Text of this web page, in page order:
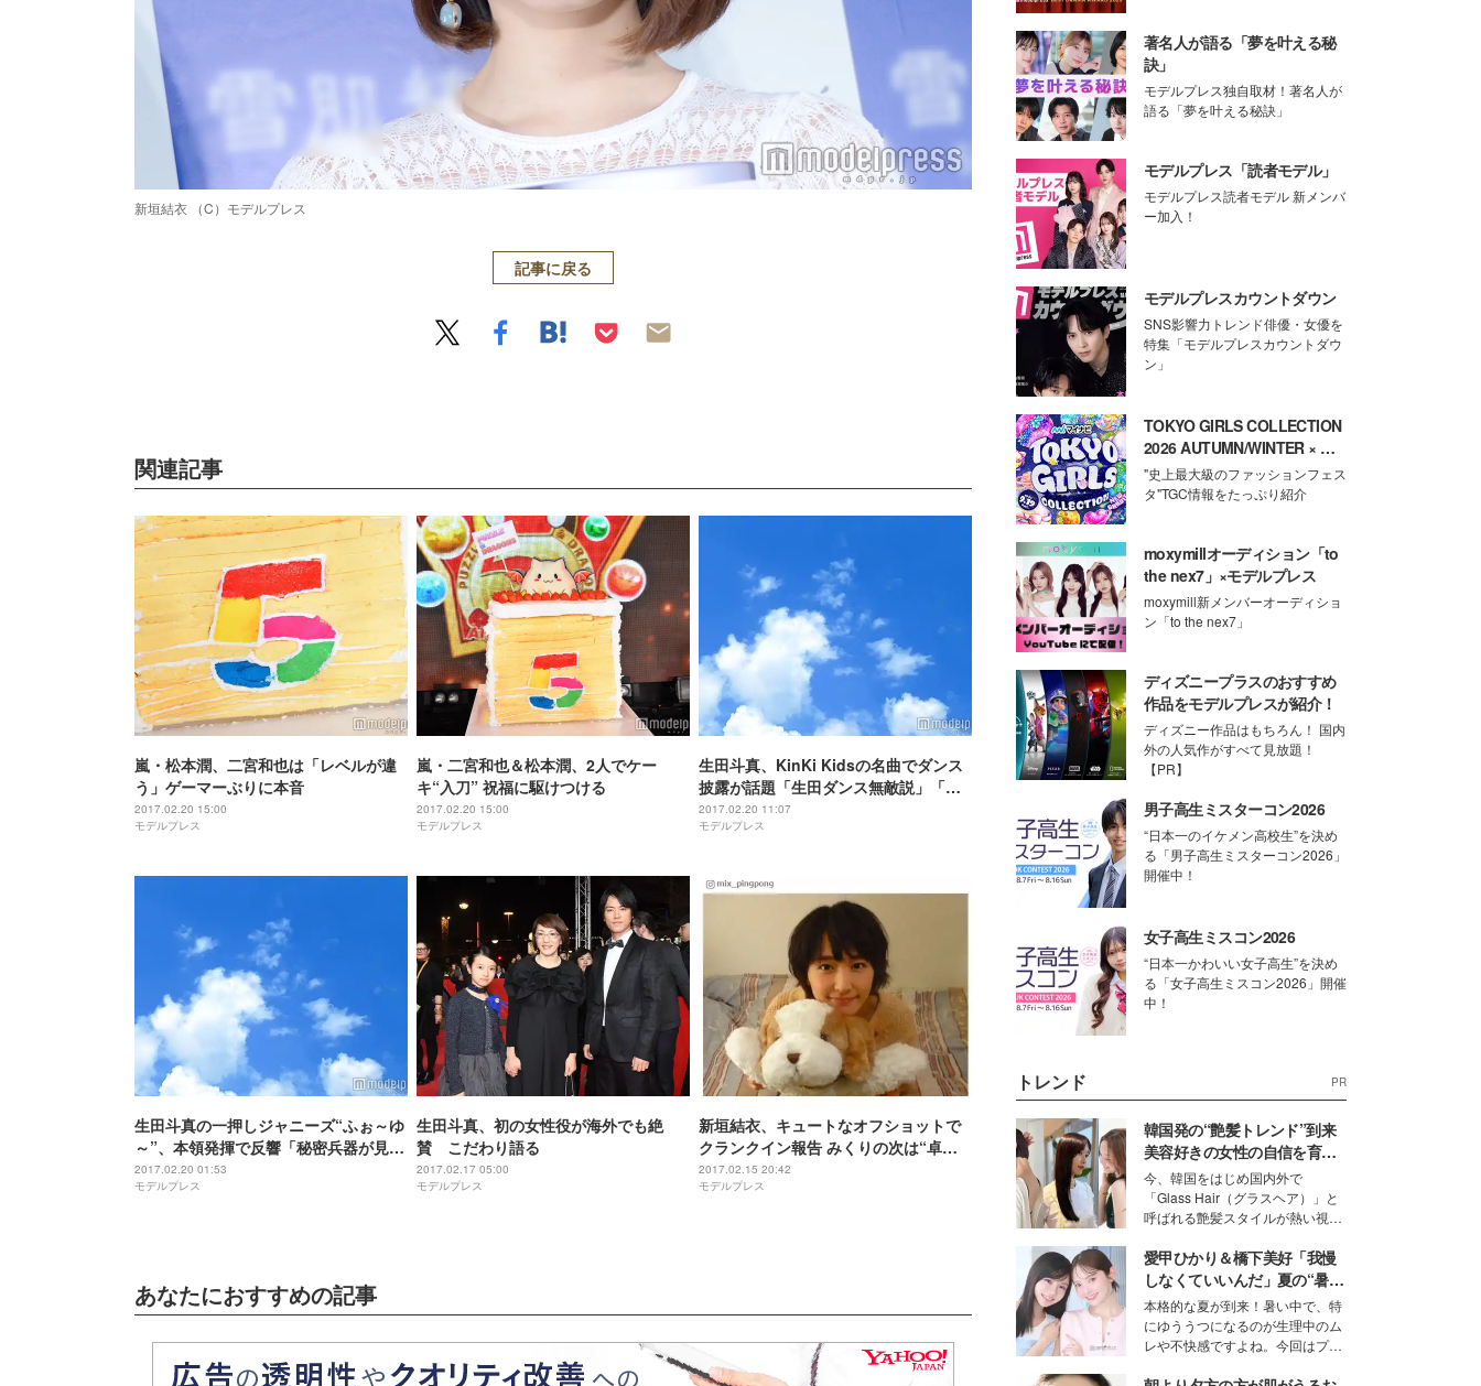
新垣結衣 （C）モデルプレス
記事に戻る
関連記事
嵐・松本潤、二宮和也は「レベルが違
う」ゲーマーぶりに本音
2017.02.20 15:00
モデルプレス
嵐・二宮和也＆松本潤、2人でケー
キ“入刀” 祝福に駆けつける
2017.02.20 15:00
モデルプレス
生田斗真、KinKi Kidsの名曲でダンス
披露が話題「生田ダンス無敵説」「ジ
ャニーズの血」「罪深い」
2017.02.20 11:07
モデルプレス
生田斗真の一押しジャニーズ“ふぉ～ゆ
～”、本領発揮で反響「秘密兵器が見つ
かった」「爪痕残しまくり」
2017.02.20 01:53
モデルプレス
生田斗真、初の女性役が海外でも絶
賛 こだわり語る
2017.02.17 05:00
モデルプレス
新垣結衣、キュートなオフショットで
クランクイン報告 みくりの次は“卓球
女子”多満子旋風の予感
2017.02.15 20:42
モデルプレス
あなたにおすすめの記事
著名人が語る「夢を叶える秘
訣」
モデルプレス独自取材！著名人が
語る「夢を叶える秘訣」
モデルプレス「読者モデル」
モデルプレス読者モデル 新メンバ
ー加入！
モデルプレスカウントダウン
SNS影響力トレンド俳優・女優を
特集「モデルプレスカウントダウ
ン」
TOKYO GIRLS COLLECTION
2026 AUTUMN/WINTER × モ
デルプレス
"史上最大級のファッションフェス
タ"TGC情報をたっぷり紹介
moxymillオーディション「to
the nex7」×モデルプレス
moxymill新メンバーオーディショ
ン「to the nex7」
ディズニープラスのおすすめ
作品をモデルプレスが紹介！
ディズニー作品はもちろん！ 国内
外の人気作がすべて見放題！
【PR】
男子高生ミスターコン2026
“日本一のイケメン高校生”を決め
る「男子高生ミスターコン2026」
開催中！
女子高生ミスコン2026
“日本一かわいい女子高生”を決め
る「女子高生ミスコン2026」開催
中！
トレンド PR
韓国発の“艶髪トレンド”到来
美容好きの女性の自信を育む
「ヘアケア事情」って？
今、韓国をはじめ国内外で
「Glass Hair（グラスヘア）」と
呼ばれる艶髪スタイルが熱い視線
ションの完成度を高めるベースと
して、“髪そのものの美しさ”に改
めて注目する人が増えている様
子。今回は、そんな憧れの艶やか
な髪を日常で叶える、美容好きの
女性たちのヘアケア事情を紹介し
ます。
愛甲ひかり＆橋下美好「我慢
しなくていいんだ」夏の“暑さ
対策”の新しい選択肢とは？
本格的な夏が到来！暑い中で、特
にゆううつになるのが生理中のム
レや不快感ですよね。今回はプラ